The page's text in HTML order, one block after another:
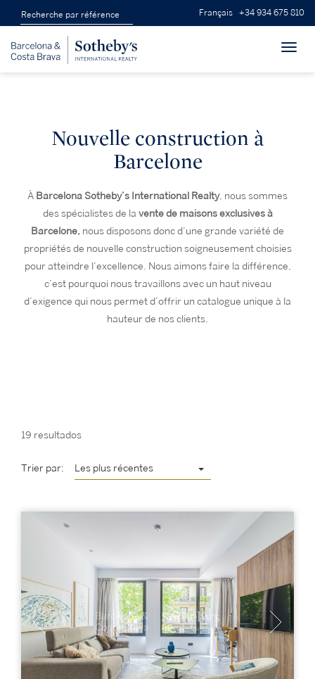
Français +34 934 675 810
Nouvelle construction à
Barcelone
À Barcelona Sotheby’s International Realty, nous sommes
des spécialistes de la vente de maisons exclusives à
Barcelone, nous disposons donc d’une grande variété de
propriétés de nouvelle construction soigneusement choisies
pour atteindre l’excellence. Nous aimons faire la différence,
c’est pourquoi nous travaillons avec un haut niveau
d’exigence qui nous permet d’offrir un catalogue unique à la
hauteur de nos clients.
19 resultados
Trier par: Les plus récentes